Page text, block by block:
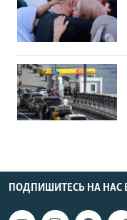
ПОДПИШИТЕСЬ НА НАС